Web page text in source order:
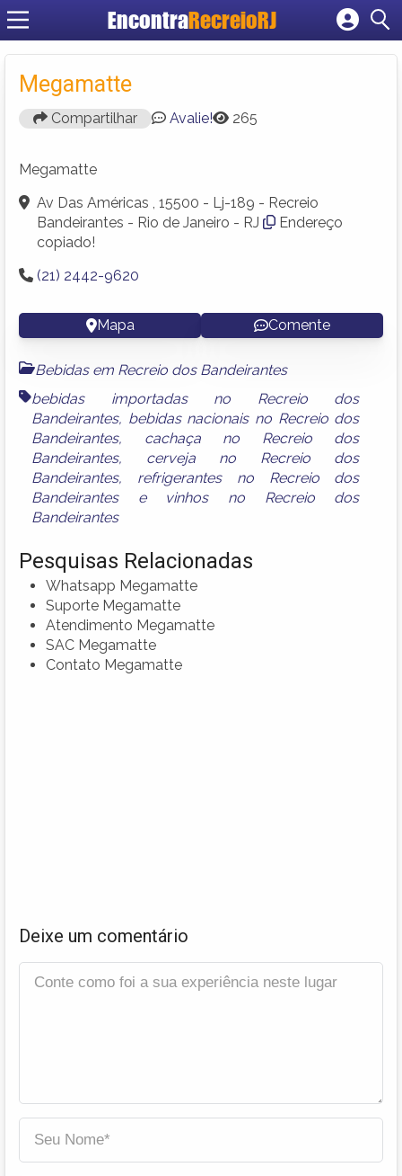
EncontraRecreioRJ
Cadastrar empresa
Megamatte
Compartilhar Avalie! 265
Megamatte
Av Das Américas , 15500 - Lj-189 - Recreio
Bandeirantes - Rio de Janeiro - RJ
Endereço
copiado!
(21) 2442-9620
Mapa Comente
Bebidas em Recreio dos Bandeirantes
bebidas importadas no Recreio dos
Bandeirantes, bebidas nacionais no Recreio dos
Bandeirantes, cachaça no Recreio dos
Bandeirantes, cerveja no Recreio dos
Bandeirantes, refrigerantes no Recreio dos
Bandeirantese vinhos no Recreio dos
Bandeirantes
Pesquisas Relacionadas
Whatsapp Megamatte
Suporte Megamatte
Atendimento Megamatte
SAC Megamatte
Contato Megamatte
Deixe um comentário